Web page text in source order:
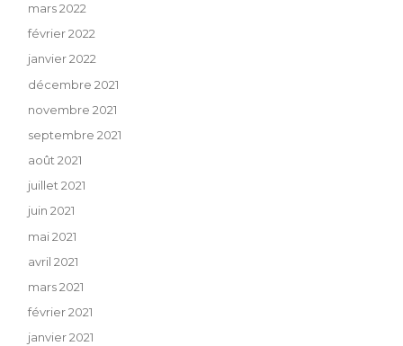
mars 2022
février 2022
janvier 2022
décembre 2021
novembre 2021
septembre 2021
août 2021
juillet 2021
juin 2021
mai 2021
avril 2021
mars 2021
février 2021
janvier 2021